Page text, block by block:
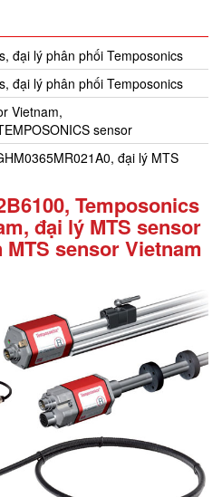
đại lý phân phối Temposonics
đại lý phân phối Temposonics
Vietnam,
sensor
đại lý MTS
Temposonics
đại lý MTS sensor
sensor Vietnam